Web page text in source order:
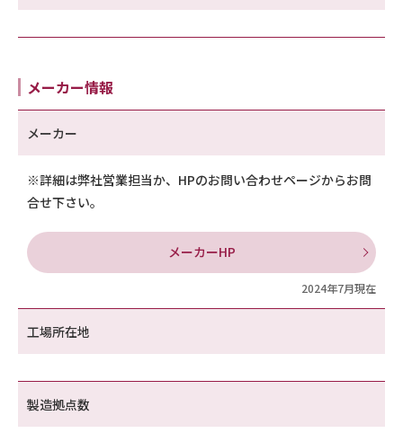
メーカー情報
メーカー
※詳細は弊社営業担当か、HPのお問い合わせページからお問
合せ下さい。
メーカーHP
2024年7月現在
工場所在地
製造拠点数